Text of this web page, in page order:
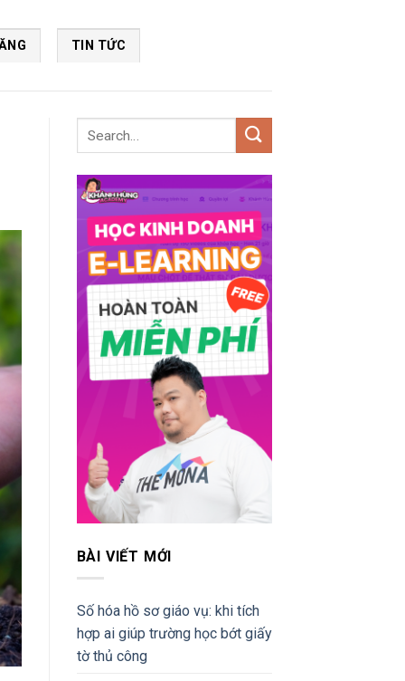
TIN TỨC
BÀI VIẾT MỚI
Số hóa hồ sơ giáo vụ: khi tích
hợp ai giúp trường học bớt giấy
tờ thủ công